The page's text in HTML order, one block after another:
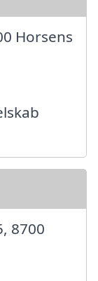
Horsens
8700